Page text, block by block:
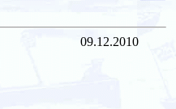
09.12.2010